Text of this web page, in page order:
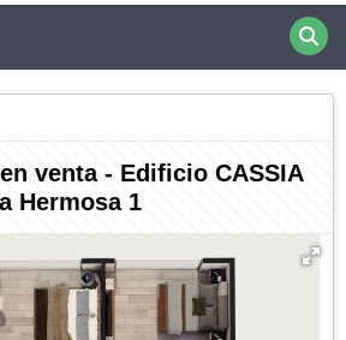
venta - Edificio CASSIA
Hermosa 1